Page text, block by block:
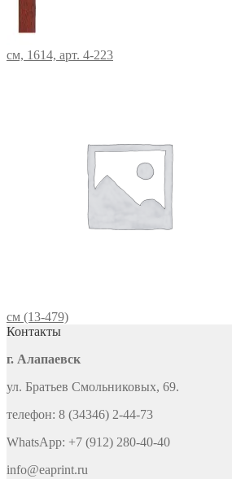
см, 1614, арт. 4-223
см (13-479)
Контакты
г. Алапаевск
ул. Братьев Смольниковых, 69.
телефон: 8 (34346) 2-44-73
WhatsApp: +7 (912) 280-40-40
info@eaprint.ru